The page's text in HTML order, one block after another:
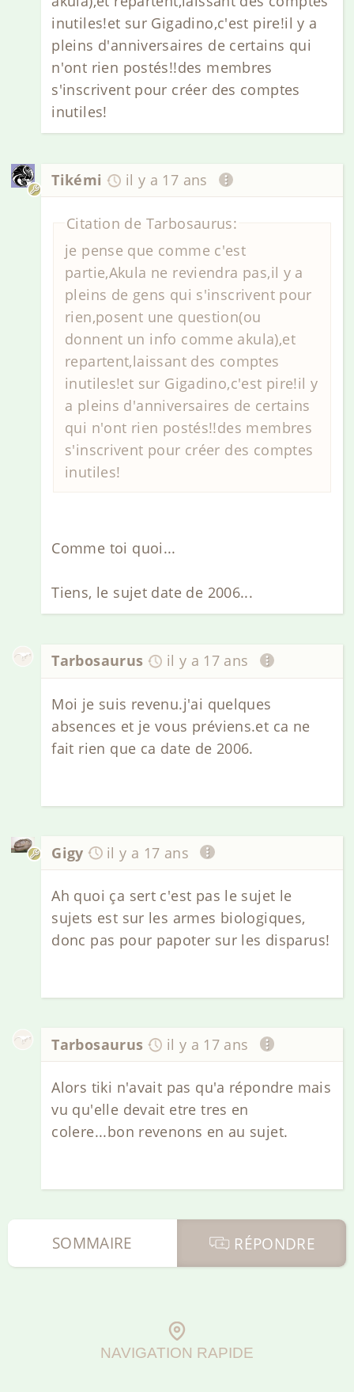
inutiles!et sur Gigadino,c'est pire!il y a
pleins d'anniversaires de certains qui
n'ont rien postés!!des membres
s'inscrivent pour créer des comptes
inutiles!
Tikémi il y a 17 ans
Citation de Tarbosaurus:
je pense que comme c'est
partie,Akula ne reviendra pas,il y a
pleins de gens qui s'inscrivent pour
rien,posent une question(ou
donnent un info comme akula),et
repartent,laissant des comptes
inutiles!et sur Gigadino,c'est pire!il y
a pleins d'anniversaires de certains
qui n'ont rien postés!!des membres
s'inscrivent pour créer des comptes
inutiles!
Comme toi quoi...
Tiens, le sujet date de 2006...
Tarbosaurus il y a 17 ans
Moi je suis revenu.j'ai quelques
absences et je vous préviens.et ca ne
fait rien que ca date de 2006.
Gigy il y a 17 ans
Ah quoi ça sert c'est pas le sujet le
sujets est sur les armes biologiques,
donc pas pour papoter sur les disparus!
Tarbosaurus il y a 17 ans
Alors tiki n'avait pas qu'a répondre mais
vu qu'elle devait etre tres en
colere...bon revenons en au sujet.
RÉPONDRE
SOMMAIRE
NAVIGATION RAPIDE